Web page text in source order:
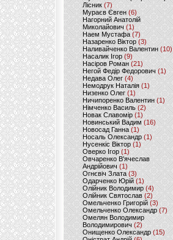
Лісник (7)
Мураєв Євген(6)
Нагорний Анатолій
Миколайович (1)
Наем Мустафа (7)
Назаренко Віктор (3)
Наливайченко Валентин (10)
Насалик Ігор(9)
Насіров Роман (21)
Негой Федір Федорович(1)
Недава Олег(4)
Немодрук Наталія(1)
Низенко Олег (1)
Ничипоренко Валентин (1)
Німченко Василь (2)
Новак Славомір (1)
Новинський Вадим (16)
Новосад Ганна (1)
Носаль Олександр (1)
Нусенкіс Віктор (1)
Оверко Ігор (1)
Овчаренко В'ячеслав
Андрійович(1)
Огнєвіч Злата (3)
Одарченко Юрій(1)
Олійник Володимир (4)
Олійник Святослав (2)
Омельченко Григорій (3)
Омельченко Олександр(7)
Омелян Володимир
Володимирович (2)
Онищенко Олександр (15)